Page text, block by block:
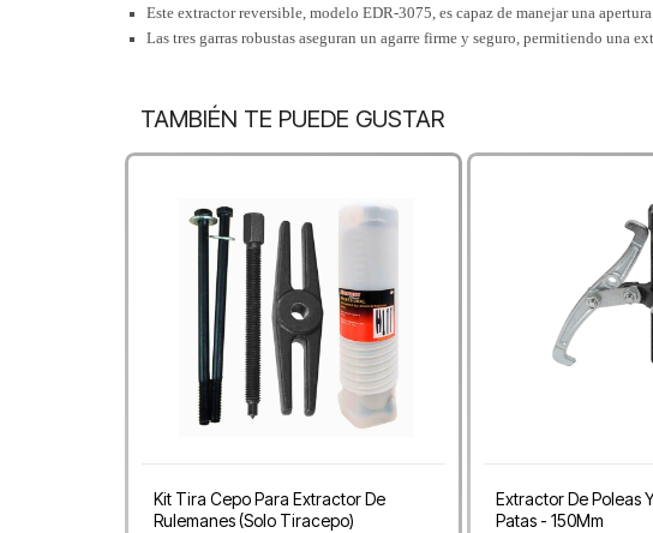
Este extractor reversible, modelo EDR-3075, es capaz de manejar una
Las tres garras robustas aseguran un agarre firme y seguro, permitiendo una
TAMBIÉN TE PUEDE GUSTAR
Kit Tira Cepo Para Extractor De
Rulemanes (Solo Tiracepo)
Extractor De Poleas
Patas - 150Mm